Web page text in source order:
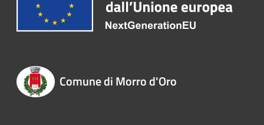
Comune di Morro d'Oro